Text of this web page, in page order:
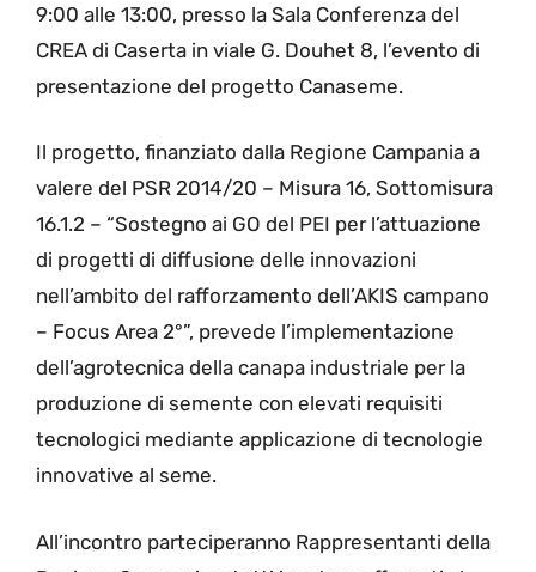
9:00 alle 13:00, presso la Sala Conferenza del
CREA di Caserta in viale G. Douhet 8, l’evento di
presentazione del progetto Canaseme.
Il progetto, finanziato dalla Regione Campania a
valere del PSR 2014/20 – Misura 16, Sottomisura
16.1.2 – “Sostegno ai GO del PEI per l’attuazione
di progetti di diffusione delle innovazioni
nell’ambito del rafforzamento dell’AKIS campano
– Focus Area 2°”, prevede l’implementazione
dell’agrotecnica della canapa industriale per la
produzione di semente con elevati requisiti
tecnologici mediante applicazione di tecnologie
innovative al seme.
All’incontro parteciperanno Rappresentanti della